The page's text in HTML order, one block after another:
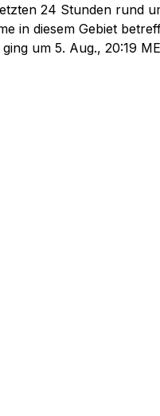
24 Stunden rund
in diesem Gebiet
um 5. Aug., 20:19